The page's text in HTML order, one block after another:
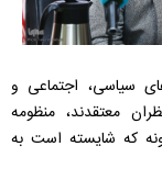
سیاسی، اجتماعی و
معتقدند، منظومه
که شایسته است به